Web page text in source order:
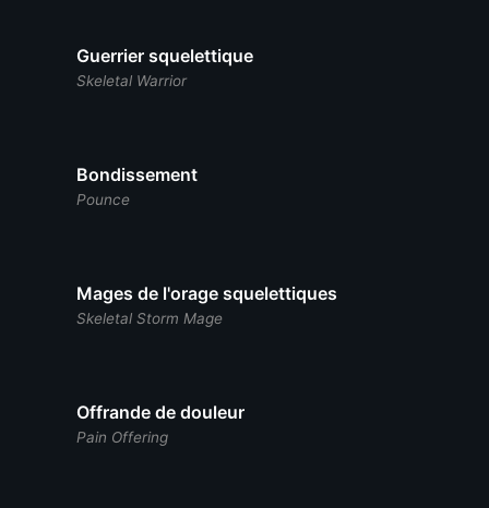
Guerrier squelettique
Skeletal Warrior
Bondissement
Pounce
Mages de l'orage squelettiques
Skeletal Storm Mage
Offrande de douleur
Pain Offering